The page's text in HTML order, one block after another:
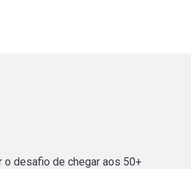
o desafio de chegar aos 50+